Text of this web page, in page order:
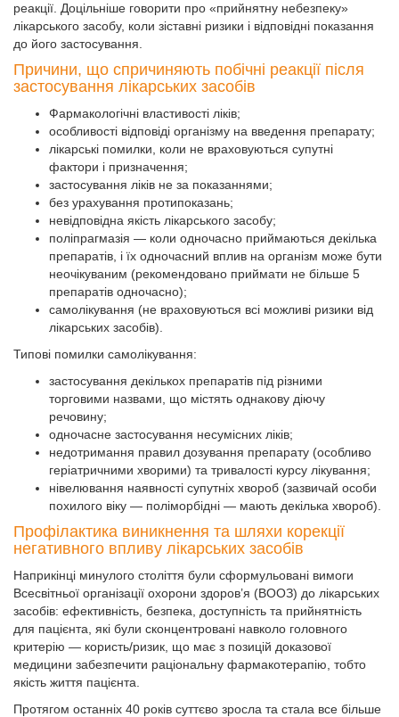
реакції. Доцільніше говорити про «прийнятну небезпеку»
лікарського засобу, коли зіставні ризики і відповідні показання
до його застосування.
Причини, що спричиняють побічні реакції після
застосування лікарських засобів
Фармакологічні властивості ліків;
особливості відповіді організму на введення препарату;
лікарські помилки, коли не враховуються супутні
фактори і призначення;
застосування ліків не за показаннями;
без урахування протипоказань;
невідповідна якість лікарського засобу;
поліпрагмазія — коли одночасно приймаються декілька
препаратів, і їх одночасний вплив на організм може бути
неочікуваним (рекомендовано приймати не більше 5
препаратів одночасно);
самолікування (не враховуються всі можливі ризики від
лікарських засобів).
Типові помилки самолікування:
застосування декількох препаратів під різними
торговими назвами, що містять однакову діючу
речовину;
одночасне застосування несумісних ліків;
недотримання правил дозування препарату (особливо
геріатричними хворими) та тривалості курсу лікування;
нівелювання наявності супутніх хвороб (зазвичай особи
похилого віку — поліморбідні — мають декілька хвороб).
Профілактика виникнення та шляхи корекції
негативного впливу лікарських засобів
Наприкінці минулого століття були сформульовані вимоги
Всесвітньої організації охорони здоров’я (ВООЗ) до лікарських
засобів: ефективність, безпека, доступність та прийнятність
для пацієнта, які були сконцентровані навколо головного
критерію — користь/ризик, що має з позицій доказової
медицини забезпечити раціональну фармакотерапію, тобто
якість життя пацієнта.
Протягом останніх 40 років суттєво зросла та стала все більше